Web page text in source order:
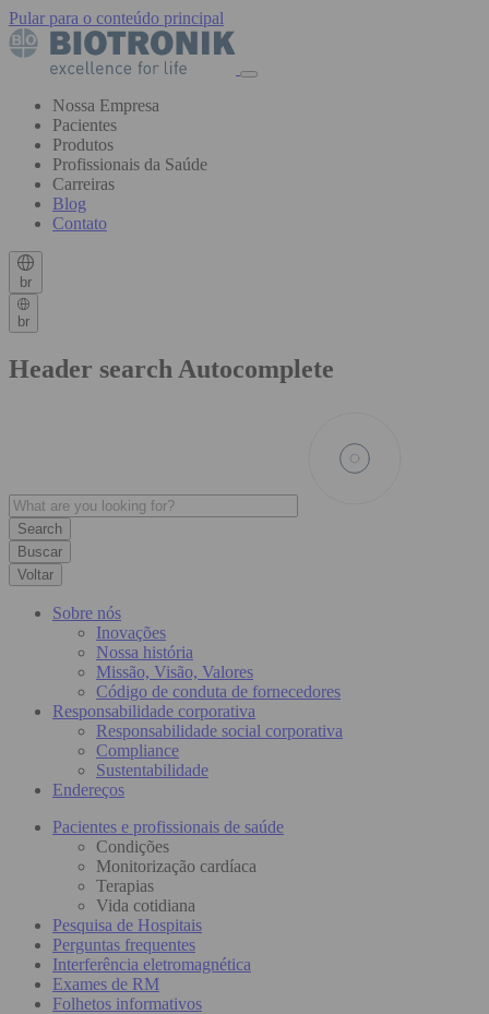
Pular para o conteúdo principal
Nossa Empresa
Pacientes
Produtos
Profissionais da Saúde
Carreiras
Blog
Contato
br
br
Header search Autocomplete
Buscar
Voltar
Sobre nós
Inovações
Nossa história
Missão, Visão, Valores
Código de conduta de fornecedores
Responsabilidade corporativa
Responsabilidade social corporativa
Compliance
Sustentabilidade
Endereços
Pacientes e profissionais de saúde
Condições
Monitorização cardíaca
Terapias
Vida cotidiana
Pesquisa de Hospitais
Perguntas frequentes
Interferência eletromagnética
Exames de RM
Folhetos informativos